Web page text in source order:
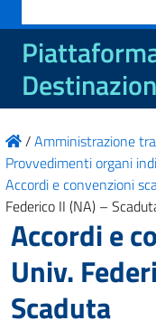
per:
/Amministrazione
Provvedimenti organi
Accordi e convenzioni
Federico II (NA) –
Accordi e
Univ.
Scaduta